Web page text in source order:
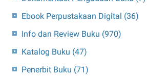
Ebook Perpustakaan Digital (36)
Info dan Review Buku (970)
Katalog Buku (47)
Penerbit Buku (71)